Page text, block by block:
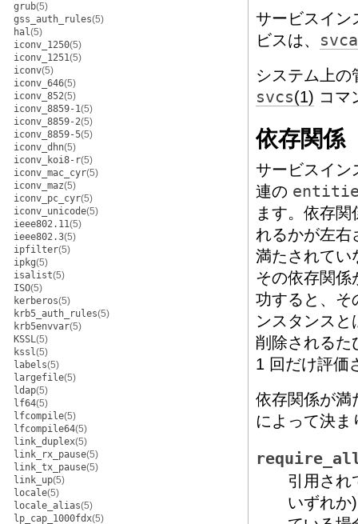
grub(5)
gss_auth_rules(5)
hal(5)
iconv_1250(5)
iconv_1251(5)
iconv(5)
iconv_646(5)
iconv_852(5)
iconv_8859-1(5)
iconv_8859-2(5)
iconv_8859-5(5)
iconv_dhn(5)
iconv_koi8-r(5)
iconv_mac_cyr(5)
iconv_maz(5)
iconv_pc_cyr(5)
iconv_unicode(5)
ieee802.11(5)
ieee802.3(5)
ipfilter(5)
ipkg(5)
isalist(5)
ISO(5)
kerberos(5)
krb5_auth_rules(5)
krb5envvar(5)
KSSL(5)
kssl(5)
labels(5)
largefile(5)
ldap(5)
lf64(5)
lfcompile(5)
lfcompile64(5)
link_duplex(5)
link_rx_pause(5)
link_tx_pause(5)
link_up(5)
locale(5)
locale_alias(5)
lp_cap_1000fdx(5)
サービスイン
ビスは、
システム上の
svcs(1) コマ
依存関係
サービスイン
連の
ます。依存
れるかが左右
満たされてい
その依存関係
功すると、そ
ンスタンス
削除されるた
1 回だけ評価
依存関係が
によって決ま
引用され
いずれか